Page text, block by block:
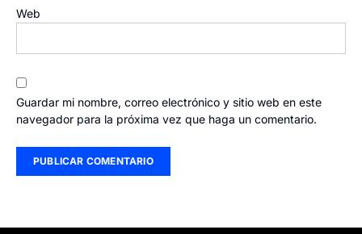
Web
Guardar mi nombre, correo electrónico y sitio web en este
navegador para la próxima vez que haga un comentario.